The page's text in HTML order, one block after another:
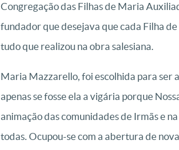
Congregação das Filhas de Maria
fundador que desejava que cada Filha
tudo que realizou na obra salesiana.
Maria Mazzarello, foi escolhida para ser
apenas se fosse ela a vigária porque
animação das comunidades de Irmãs e
todas. Ocupou-se com a abertura de